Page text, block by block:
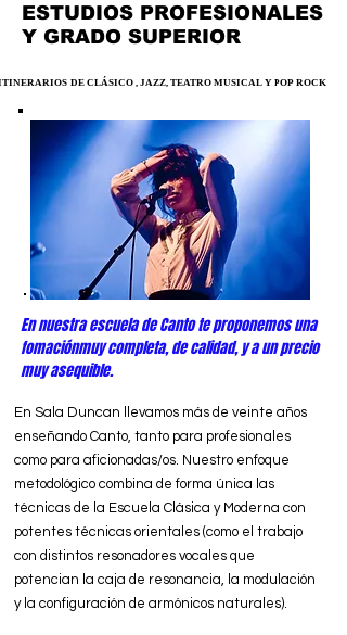
ESTUDIOS PROFESIONALES
Y GRADO SUPERIOR
DE CLÁSICO , JAZZ, TEATRO MUSICAL Y POP ROCK
DE CLÁSICO , JAZZ, TEATRO MUSICAL Y POP ROCK
En nuestra escuela de Canto te proponemos una
fomaciónmuy completa, de calidad, y a un precio
muy asequible.
En Sala Duncan llevamos más de veinte años
enseñando Canto, tanto para profesionales
como para aficionadas/os. Nuestro enfoque
metodológico combina de forma única las
técnicas de la Escuela Clásica y Moderna con
potentes técnicas orientales (como el trabajo
con distintos resonadores vocales que
potencian la caja de resonancia, la modulación
y la configuración de armónicos naturales).